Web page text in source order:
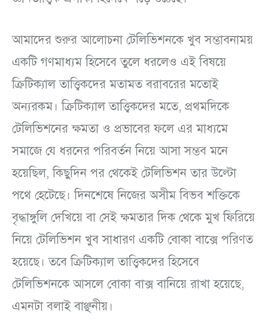
আমাদের শুরুর আলোচনা টেলিভিশনকে খুব সম্ভাবনাময়
একটি গণমাধ্যম হিসেবে তুলে ধরলেও এই বিষয়ে
ক্রিটিক্যাল তাত্ত্বিকদের মতামত বরাবরের মতোই
অন্যরকম। ক্রিটিক্যাল তাত্ত্বিকদের মতে, প্রথমদিকে
টেলিভিশনের ক্ষমতা ও প্রভাবের ফলে এর মাধ্যমে
সমাজে যে ধরনের পরিবর্তন নিয়ে আসা সম্ভব মনে
হয়েছিল, কিছুদিন পর থেকেই টেলিভিশন তার উল্টো
পথে হেটেছে। দিনশেষে নিজের অসীম বিভব শক্তিকে
বৃদ্ধাঙ্গুলি দেখিয়ে বা সেই ক্ষমতার দিক থেকে মুখ ফিরিয়ে
নিয়ে টেলিভিশন খুব সাধারণ একটি বোকা বাক্সে পরিণত
হয়েছে। তবে ক্রিটিক্যাল তাত্ত্বিকদের হিসেবে
টেলিভিশনকে আসলে বোকা বাক্স বানিয়ে রাখা হয়েছে,
এমনটা বলাই বাঞ্ছনীয়।